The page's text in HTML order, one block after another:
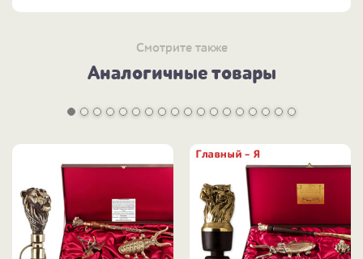
Смотрите также
Аналогичные товары